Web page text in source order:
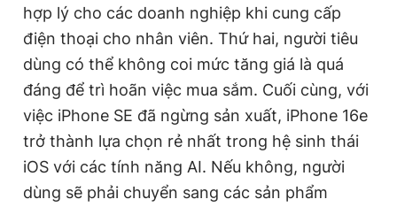
hợp lý cho các doanh nghiệp khi cung cấp
điện thoại cho nhân viên. Thứ hai, người tiêu
dùng có thể không coi mức tăng giá là quá
đáng để trì hoãn việc mua sắm. Cuối cùng, với
việc iPhone SE đã ngừng sản xuất, iPhone 16e
trở thành lựa chọn rẻ nhất trong hệ sinh thái
iOS với các tính năng AI. Nếu không, người
dùng sẽ phải chuyển sang các sản phẩm